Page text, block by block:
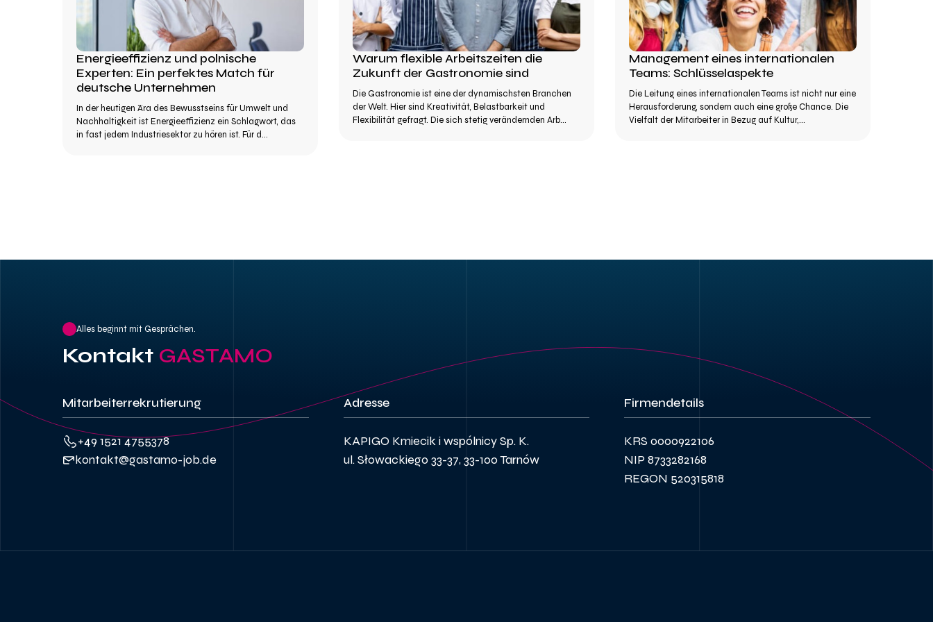
Energieeffizienz und polnische
Experten: Ein perfektes Match für
deutsche Unternehmen
In der heutigen Ära des Bewusstseins für Umwelt und
Nachhaltigkeit ist Energieeffizienz ein Schlagwort, das
in fast jedem Industriesektor zu hören ist. Für d...
Warum flexible Arbeitszeiten die
Zukunft der Gastronomie sind
Die Gastronomie ist eine der dynamischsten Branchen
der Welt. Hier sind Kreativität, Belastbarkeit und
Flexibilität gefragt. Die sich stetig verändernden Arb...
Management eines internationalen
Teams: Schlüsselaspekte
Die Leitung eines internationalen Teams ist nicht nur eine
Herausforderung, sondern auch eine große Chance. Die
Vielfalt der Mitarbeiter in Bezug auf Kultur,...
Alles beginnt mit Gesprächen.
Kontakt GASTAMO
Mitarbeiterrekrutierung
+49 1521 4755378
kontakt@gastamo-job.de
Adresse
KAPIGO Kmiecik i wspólnicy Sp. K.
ul. Słowackiego 33-37, 33-100 Tarnów
Firmendetails
KRS 0000922106
NIP 8733282168
REGON 520315818